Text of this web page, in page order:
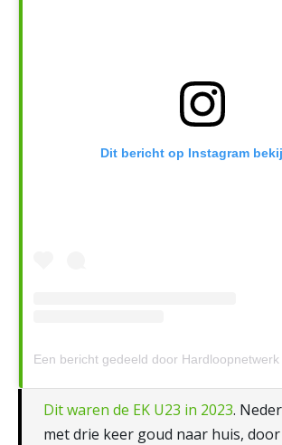
Dit bericht op Instagram
Dit waren de EK U23 in 2023.
met drie keer goud naar huis,